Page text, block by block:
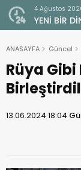
4 Ağustos
YENİ BİR
ANASAYFA Güncel
Rüya Gibi
13.06.2024 18:04